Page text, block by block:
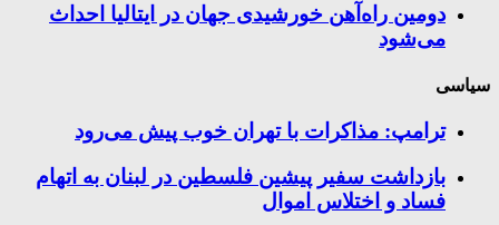
دومین راه‌آهن خورشیدی جهان در ایتالیا احداث
می‌شود
سیاسی
ترامپ: مذاکرات با تهران خوب پیش می‌رود
بازداشت سفیر پیشین فلسطین در لبنان به اتهام
فساد و اختلاس اموال